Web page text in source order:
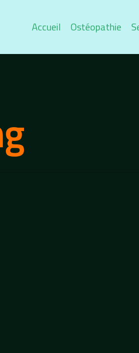
Accueil Ostéopathie